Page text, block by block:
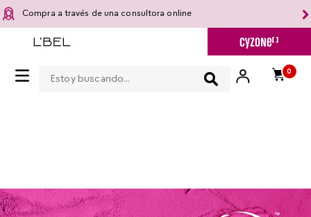
Compra a través de una consultora online
0